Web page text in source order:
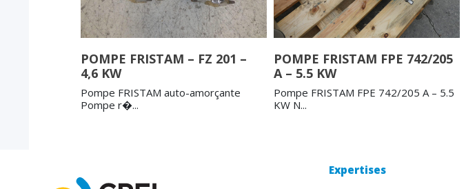
POMPE FRISTAM – FZ 201 –
4,6 KW
Pompe FRISTAM auto-amorçante
Pompe r�...
POMPE FRISTAM FPE 742/205
A – 5.5 KW
Pompe FRISTAM FPE 742/205 A – 5.5
KW N...
Expertises